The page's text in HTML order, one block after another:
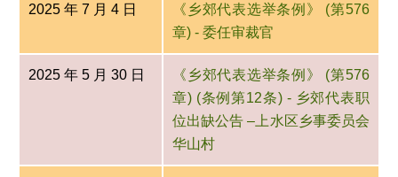
2025 年 7 月 4 日
《乡郊代表选举条例》 (第576
章) - 委任审裁官
2025 年 5 月 30 日
《乡郊代表选举条例》 (第576
章) (条例第12条) - 乡郊代表职
位出缺公告 –上水区乡事委员会
华山村